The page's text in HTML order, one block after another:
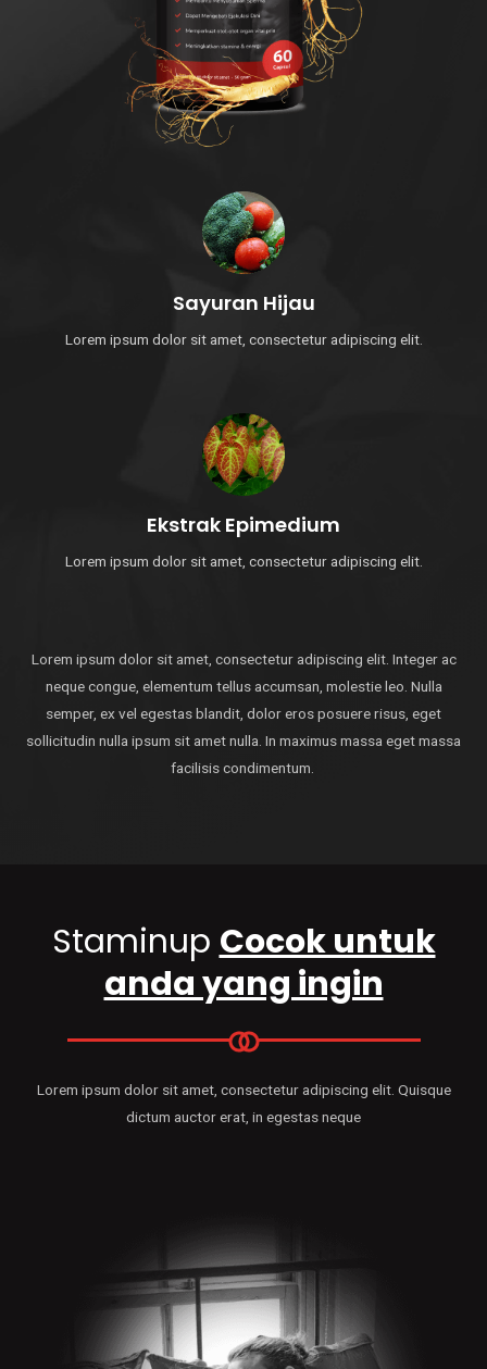
Sayuran Hijau
Lorem ipsum dolor sit amet, consectetur adipiscing elit.
Ekstrak Epimedium
Lorem ipsum dolor sit amet, consectetur adipiscing elit.
Lorem ipsum dolor sit amet, consectetur adipiscing elit. Integer ac
neque congue, elementum tellus accumsan, molestie leo. Nulla
semper, ex vel egestas blandit, dolor eros posuere risus, eget
sollicitudin nulla ipsum sit amet nulla. In maximus massa eget massa
facilisis condimentum.
Staminup Cocok untuk
anda yang ingin
Lorem ipsum dolor sit amet, consectetur adipiscing elit. Quisque
dictum auctor erat, in egestas neque